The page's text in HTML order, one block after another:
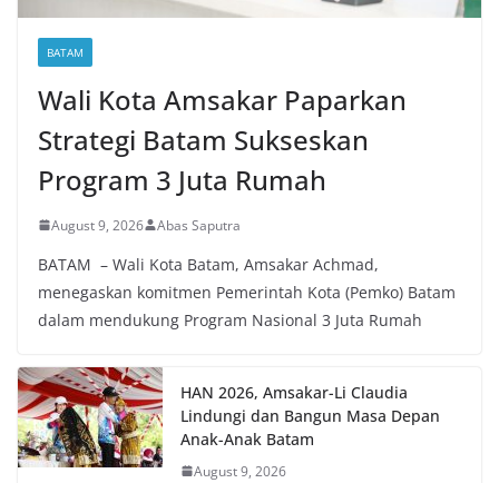
BATAM
Wali Kota Amsakar Paparkan
Strategi Batam Sukseskan
Program 3 Juta Rumah
August 9, 2026 Abas Saputra
BATAM – Wali Kota Batam, Amsakar Achmad,
menegaskan komitmen Pemerintah Kota (Pemko) Batam
dalam mendukung Program Nasional 3 Juta Rumah
HAN 2026, Amsakar-Li Claudia
Lindungi dan Bangun Masa Depan
Anak-Anak Batam
August 9, 2026